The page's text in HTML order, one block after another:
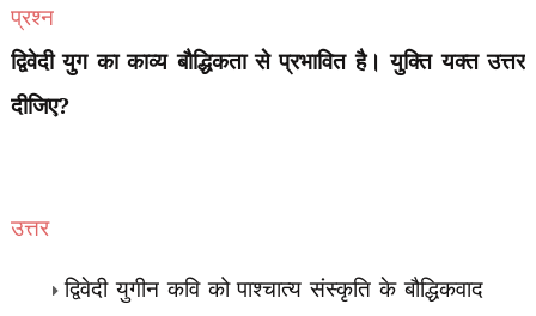
प्रश्न
द्विवेदी युग का काव्य बौद्धिकता से प्रभावित है। युक्ति यक्त उत्तर
दीजिए?
उत्तर
द्विवेदी युगीन कवि को पाश्चात्य संस्कृति के बौद्धिकवाद